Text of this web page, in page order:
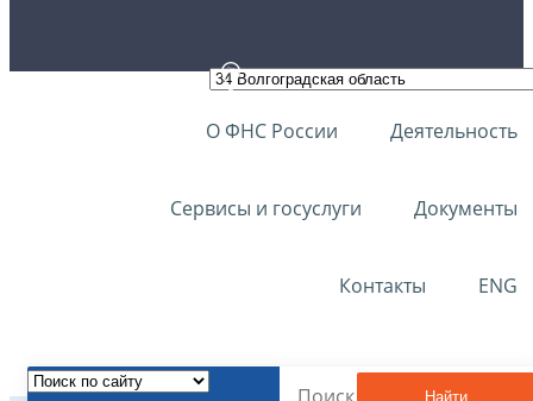
О ФНС России Деятельность
Сервисы и госуслуги Документы
Контакты ENG
Найти